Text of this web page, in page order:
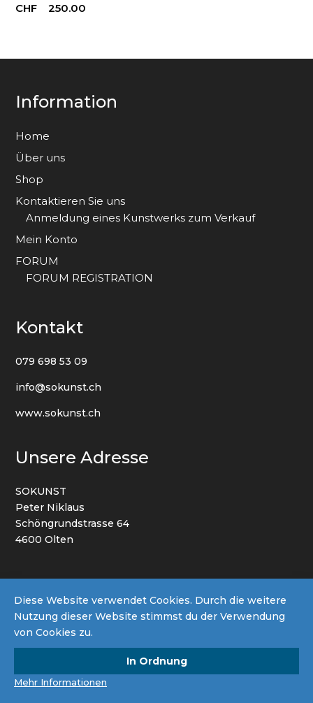
CHF 250.00
Information
Home
Über uns
Shop
Kontaktieren Sie uns
Anmeldung eines Kunstwerks zum Verkauf
Mein Konto
FORUM
FORUM REGISTRATION
Kontakt
079 698 53 09
info@sokunst.ch
www.sokunst.ch
Unsere Adresse
SOKUNST
Peter Niklaus
Schöngrundstrasse 64
4600 Olten
AGB Datenschutz Impressum
© 2022 By SOKUNST | Powered by
GmbH| all right reserved.
Diese Website verwendet Cookies. Durch die weitere
Nutzung dieser Website stimmst du der Verwendung
von Cookies zu.
In Ordnung
Mehr Informationen